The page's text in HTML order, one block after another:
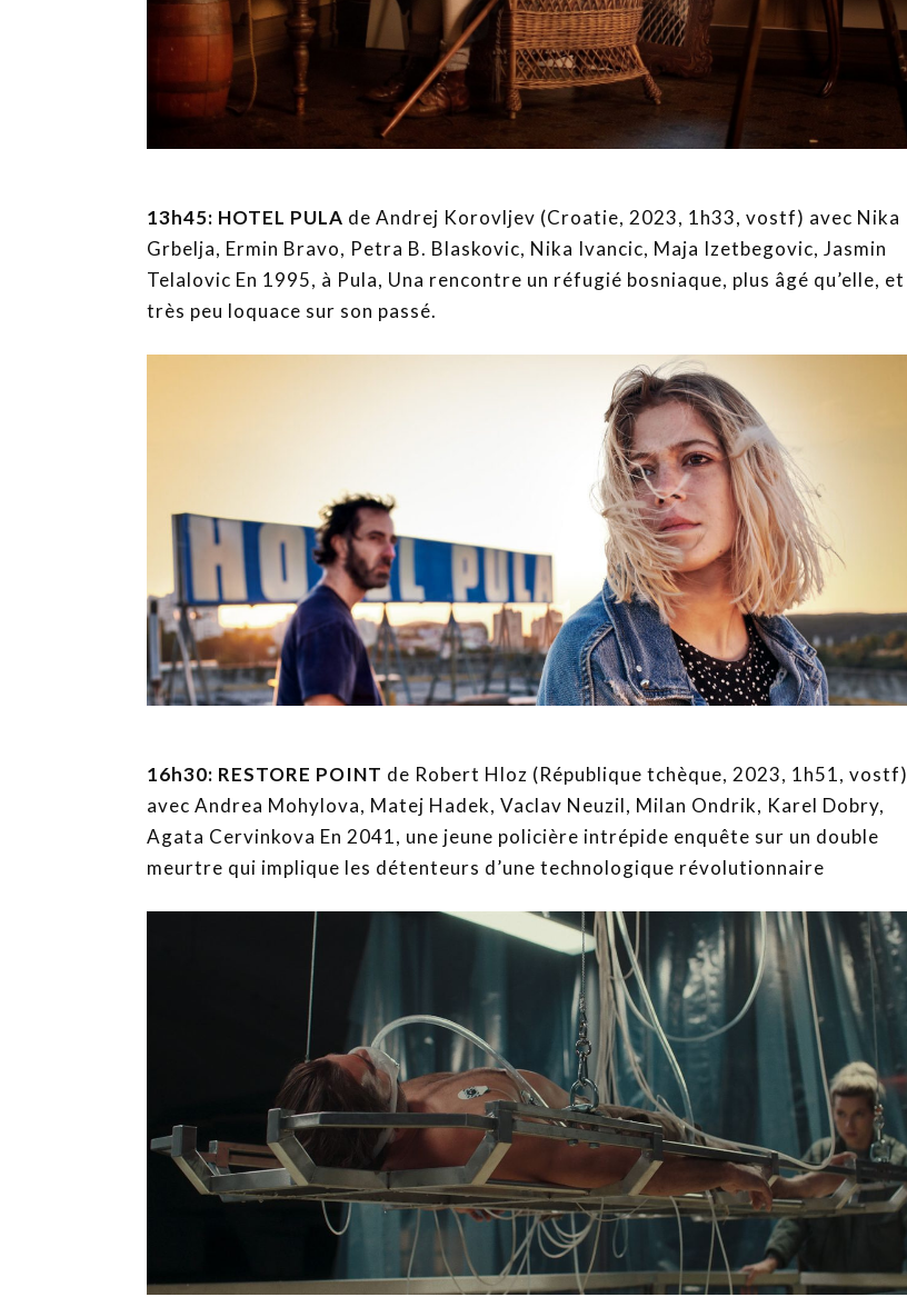
13h45: HOTEL PULA de Andrej Korovljev (Croatie, 2023, 1h33, vostf) avec Nika
Grbelja, Ermin Bravo, Petra B. Blaskovic, Nika Ivancic, Maja Izetbegovic, Jasmin
Telalovic En 1995, à Pula, Una rencontre un réfugié bosniaque, plus âgé qu’elle, et
très peu loquace sur son passé.
16h30: RESTORE POINT de Robert Hloz (République tchèque, 2023, 1h51, vostf)
avec Andrea Mohylova, Matej Hadek, Vaclav Neuzil, Milan Ondrik, Karel Dobry,
Agata Cervinkova En 2041, une jeune policière intrépide enquête sur un double
meurtre qui implique les détenteurs d’une technologique révolutionnaire